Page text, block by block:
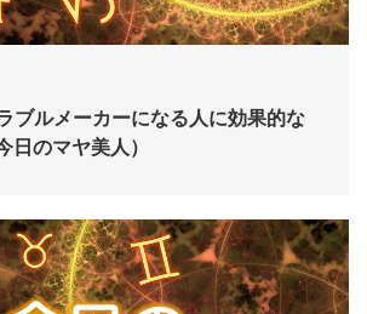
ブルメーカーになる人に効果的な
のマヤ美人）